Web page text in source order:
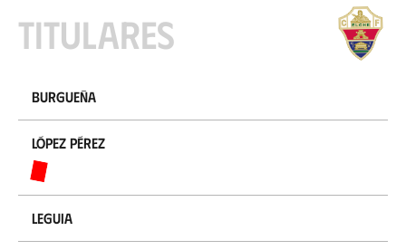
Titulares
Burgueña
López Pérez
Leguia